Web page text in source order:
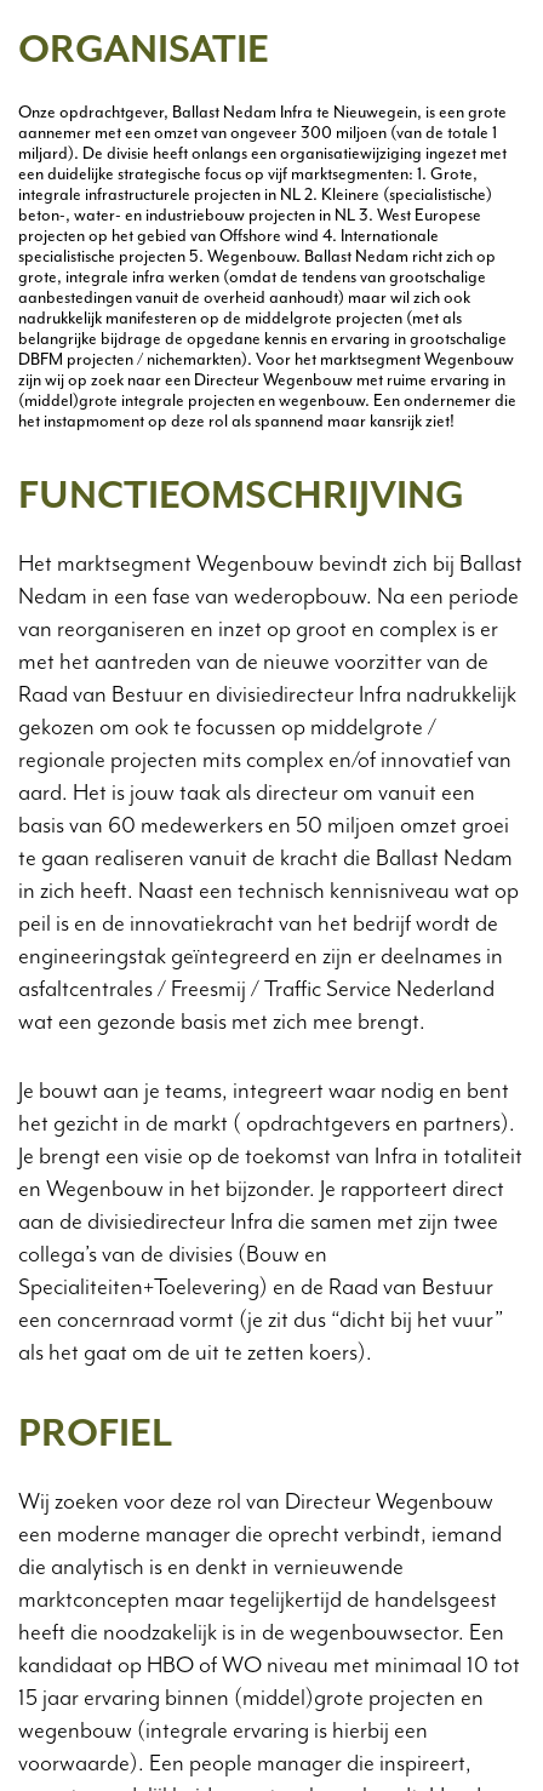
ORGANISATIE
Onze opdrachtgever, Ballast Nedam Infra te Nieuwegein, is een grote
aannemer met een omzet van ongeveer 300 miljoen (van de totale 1
miljard). De divisie heeft onlangs een organisatiewijziging ingezet met
een duidelijke strategische focus op vijf marktsegmenten: 1. Grote,
integrale infrastructurele projecten in NL 2. Kleinere (specialistische)
beton-, water- en industriebouw projecten in NL 3. West Europese
projecten op het gebied van Offshore wind 4. Internationale
specialistische projecten 5. Wegenbouw. Ballast Nedam richt zich op
grote, integrale infra werken (omdat de tendens van grootschalige
aanbestedingen vanuit de overheid aanhoudt) maar wil zich ook
nadrukkelijk manifesteren op de middelgrote projecten (met als
belangrijke bijdrage de opgedane kennis en ervaring in grootschalige
DBFM projecten / nichemarkten). Voor het marktsegment Wegenbouw
zijn wij op zoek naar een Directeur Wegenbouw met ruime ervaring in
(middel)grote integrale projecten en wegenbouw. Een ondernemer die
het instapmoment op deze rol als spannend maar kansrijk ziet!
FUNCTIEOMSCHRIJVING
Het marktsegment Wegenbouw bevindt zich bij Ballast
Nedam in een fase van wederopbouw. Na een periode
van reorganiseren en inzet op groot en complex is er
met het aantreden van de nieuwe voorzitter van de
Raad van Bestuur en divisiedirecteur Infra nadrukkelijk
gekozen om ook te focussen op middelgrote /
regionale projecten mits complex en/of innovatief van
aard. Het is jouw taak als directeur om vanuit een
basis van 60 medewerkers en 50 miljoen omzet groei
te gaan realiseren vanuit de kracht die Ballast Nedam
in zich heeft. Naast een technisch kennisniveau wat op
peil is en de innovatiekracht van het bedrijf wordt de
engineeringstak geïntegreerd en zijn er deelnames in
asfaltcentrales / Freesmij / Traffic Service Nederland
wat een gezonde basis met zich mee brengt.
Je bouwt aan je teams, integreert waar nodig en bent
het gezicht in de markt ( opdrachtgevers en partners).
Je brengt een visie op de toekomst van Infra in totaliteit
en Wegenbouw in het bijzonder. Je rapporteert direct
aan de divisiedirecteur Infra die samen met zijn twee
collega’s van de divisies (Bouw en
Specialiteiten+Toelevering) en de Raad van Bestuur
een concernraad vormt (je zit dus “dicht bij het vuur”
als het gaat om de uit te zetten koers).
PROFIEL
Wij zoeken voor deze rol van Directeur Wegenbouw
een moderne manager die oprecht verbindt, iemand
die analytisch is en denkt in vernieuwende
marktconcepten maar tegelijkertijd de handelsgeest
heeft die noodzakelijk is in de wegenbouwsector. Een
kandidaat op HBO of WO niveau met minimaal 10 tot
15 jaar ervaring binnen (middel)grote projecten en
wegenbouw (integrale ervaring is hierbij een
voorwaarde). Een people manager die inspireert,